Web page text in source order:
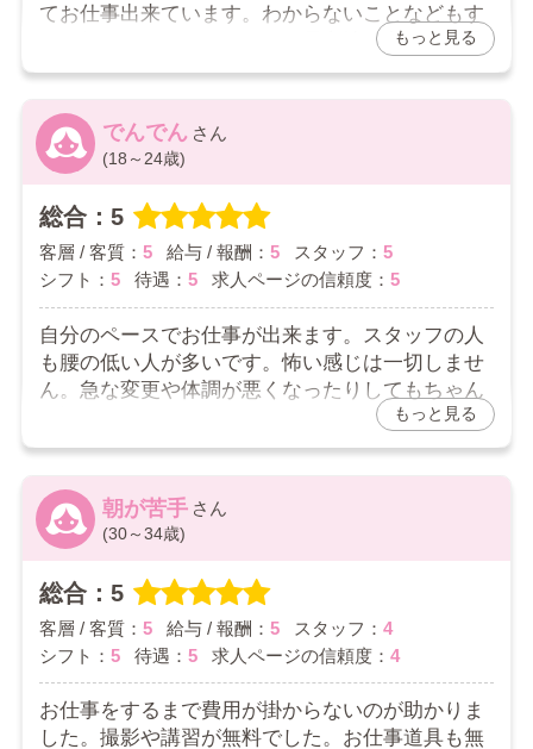
てお仕事出来ています。わからないことなどもす
ぐに教えてくれます。とても居心地が良いです🙆
2026/04/05
お店からの返信コメント
サチさんへ
口コミありがとうございます。
至らない点もあるかもしれませんが、安心してお仕事
をして頂けるように頑張りますので、今後ともよろし
くお願いいたします。
もっと見る
でんでん
(18～24歳)
総合：5
客層 / 客質： 5 給与 / 報酬： 5 スタッフ： 5
シフト： 5 待遇： 5 求人ページの信頼度： 5
自分のペースでお仕事が出来ます。スタッフの人
も腰の低い人が多いです。怖い感じは一切しませ
ん。急な変更や体調が悪くなったりしてもちゃん
と対応してくれます。今のところは大変満足して
います。
2026/04/03
お店からの返信コメント
でんでんさん
口コミありがとうございます。
色々な条件や状況があると思いますので、その方にあ
ったやり方でお仕事をして頂いております。言いにく
もっと見る
朝が苦手
(30～34歳)
総合：5
客層 / 客質： 5 給与 / 報酬： 5 スタッフ： 4
シフト： 5 待遇： 5 求人ページの信頼度： 4
お仕事をするまで費用が掛からないのが助かりま
した。撮影や講習が無料でした。お仕事道具も無